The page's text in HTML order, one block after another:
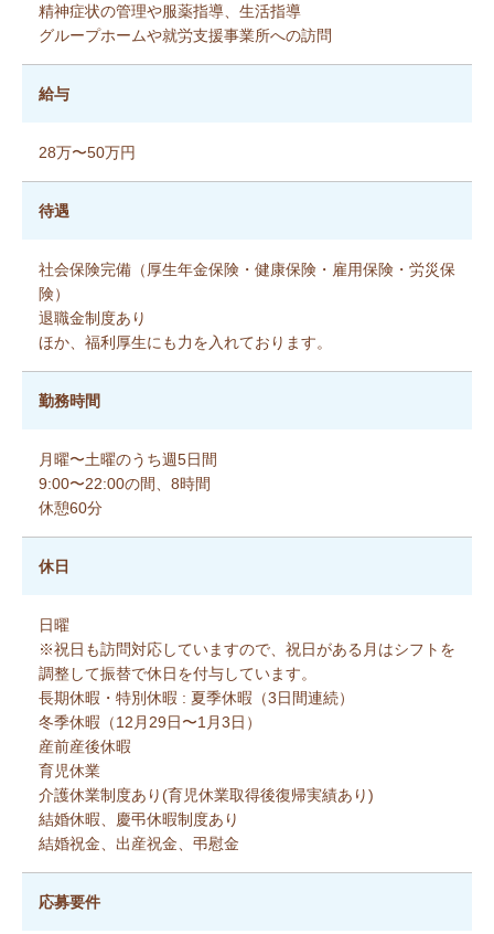
精神症状の管理や服薬指導、生活指導
グループホームや就労支援事業所への訪問
給与
28万〜50万円
待遇
社会保険完備（厚生年金保険・健康保険・雇用保険・労災保
険）
退職金制度あり
ほか、福利厚生にも力を入れております。
勤務時間
月曜〜土曜のうち週5日間
9:00〜22:00の間、8時間
休憩60分
休日
日曜
※祝日も訪問対応していますので、祝日がある月はシフトを
調整して振替で休日を付与しています。
長期休暇・特別休暇 : 夏季休暇（3日間連続）
冬季休暇（12月29日〜1月3日）
産前産後休暇
育児休業
介護休業制度あり(育児休業取得後復帰実績あり)
結婚休暇、慶弔休暇制度あり
結婚祝金、出産祝金、弔慰金
応募要件